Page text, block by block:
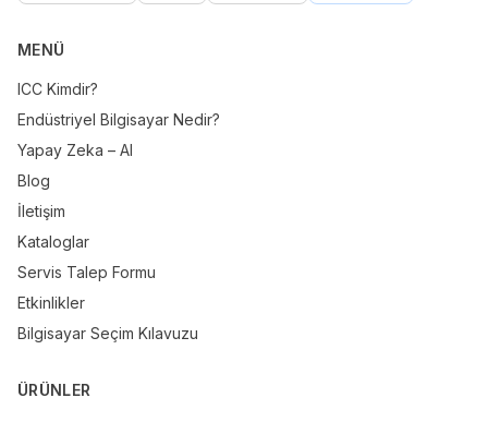
MENÜ
ICC Kimdir?
Endüstriyel Bilgisayar Nedir?
Yapay Zeka – AI
Blog
İletişim
Kataloglar
Servis Talep Formu
Etkinlikler
Bilgisayar Seçim Kılavuzu
ÜRÜNLER